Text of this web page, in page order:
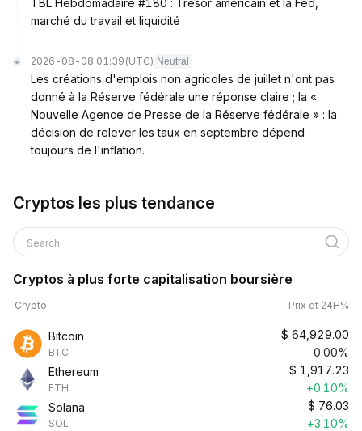
TBL Hebdomadaire #180 : Trésor américain et la Fed,
marché du travail et liquidité
2026-08-08 01:39 (UTC) Neutral
Les créations d'emplois non agricoles de juillet n'ont pas
donné à la Réserve fédérale une réponse claire ; la «
Nouvelle Agence de Presse de la Réserve fédérale » : la
décision de relever les taux en septembre dépend
toujours de l'inflation.
Cryptos les plus tendance
Search
Cryptos à plus forte capitalisation boursière
Crypto Prix et 24H%
Bitcoin
BTC
$ 64,929.00
0.00%
Ethereum
ETH
$ 1,917.23
+0.10%
Solana
SOL
$ 76.03
+3.10%